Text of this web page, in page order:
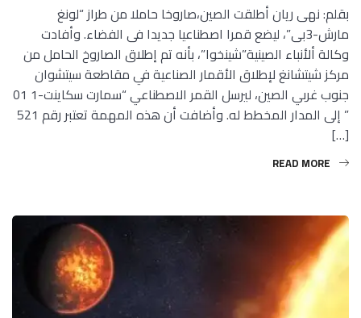
بقلم: نهى ريان أطلقت الصين،صاروخا حاملا من طراز “لونغ
مارش-3بى”، ليضع قمرا اصطناعيا جديدا فى الفضاء. وأفادت
وكالة ألأنباء الصينية”شينخوا”، بأنه تم إطلاق الصاروخ الحامل من
مركز شيتشانغ لإطلاق الأقمار الصناعية في مقاطعة سيتشوان
جنوب غربي الصين، ليرسل القمر الاصطناعي “سمارت سكاينت-1 01
” إلى المدار المخطط له. وأضافت أن هذه المهمة تعتبر رقم 521
[…]
READ MORE